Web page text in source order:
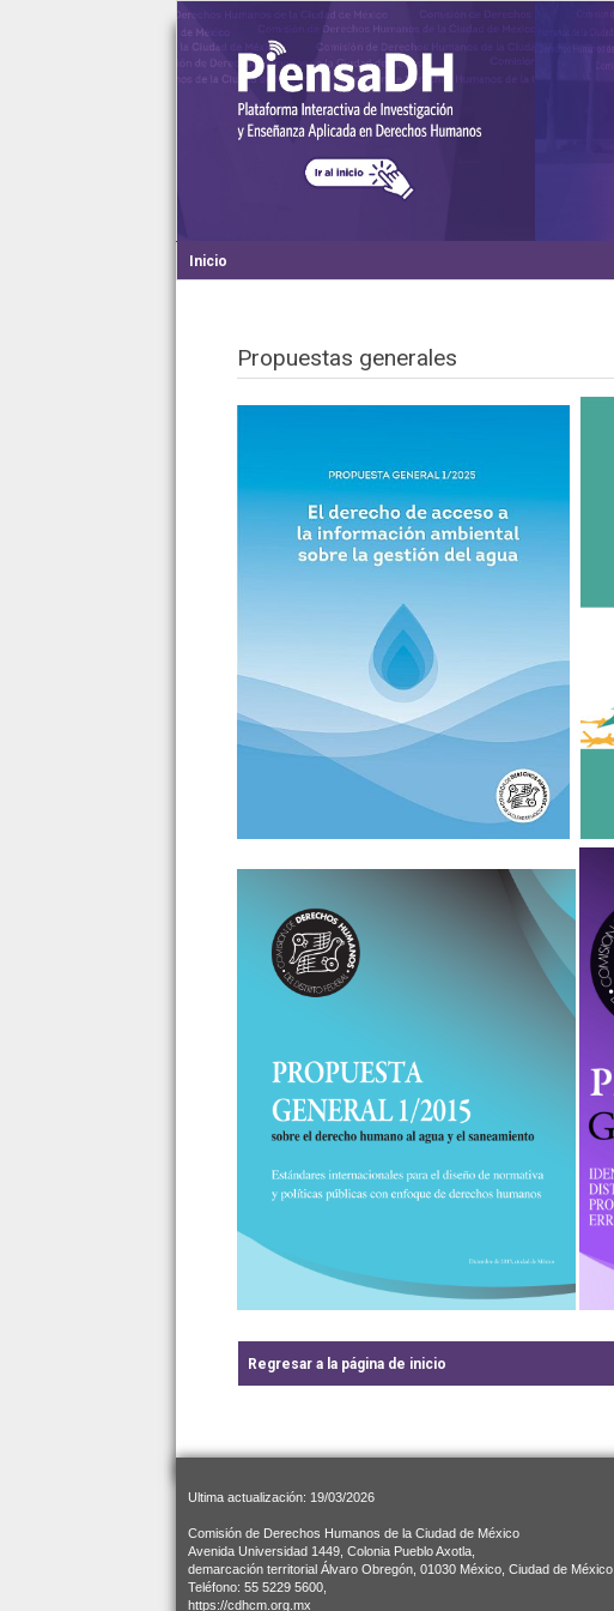
Inicio
Propuestas generales
Regresar a la página de inicio
Ultima actualización: 19/03/2026
Comisión de Derechos Humanos de la Ciudad de México
Avenida Universidad 1449, Colonia Pueblo Axotla,
demarcación territorial Álvaro Obregón, 01030 México, Ciudad de México.
Teléfono: 55 5229 5600,
https://cdhcm.org.mx